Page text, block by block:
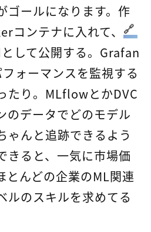
ゴールになります。作
コンテナに入れて、
して公開する。Grafan
ォーマンスを監視する
たり。MLflowとかDVC
のデータでどのモデル
ゃんと追跡できるよう
きると、一気に市場価
とんどの企業のML関連
ルのスキルを求めてる